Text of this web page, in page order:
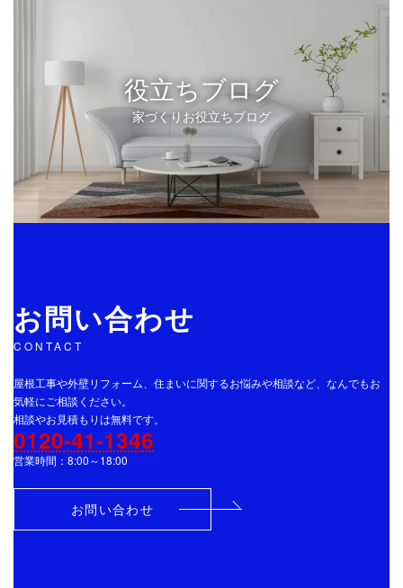
役立ちブログ
家づくりお役立ちブログ
お問い合わせ
CONTACT
屋根工事や外壁リフォーム、住まいに関するお悩みや相談など、なんでもお
気軽にご相談ください。
相談やお見積もりは無料です。
0120-41-1346
営業時間：8:00～18:00
お問い合わせ